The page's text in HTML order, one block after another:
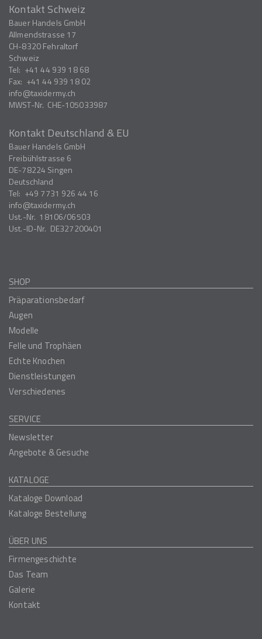
Kontakt Schweiz
Bauer Handels GmbH
Allmendstrasse 17
CH-8320Fehraltorf
Schweiz
Tel: +41 44 939 18 68
Fax: +41 44 939 18 02
info
taxidermy.ch
MWST-Nr. CHE-105033987
Kontakt Deutschland & EU
Bauer Handels GmbH
Freibühlstrasse 6
DE-78224 Singen
Deutschland
Tel: +49 7731 926 44 16
info
taxidermy.ch
Ust.-Nr. 18106/06503
Ust.-ID-Nr. DE327200401
SHOP
Präparationsbedarf
Augen
Modelle
Felle und Trophäen
Echte Knochen
Dienstleistungen
Verschiedenes
SERVICE
Newsletter
Angebote & Gesuche
KATALOGE
Kataloge Download
Kataloge Bestellung
ÜBER UNS
Firmengeschichte
Das Team
Galerie
Kontakt